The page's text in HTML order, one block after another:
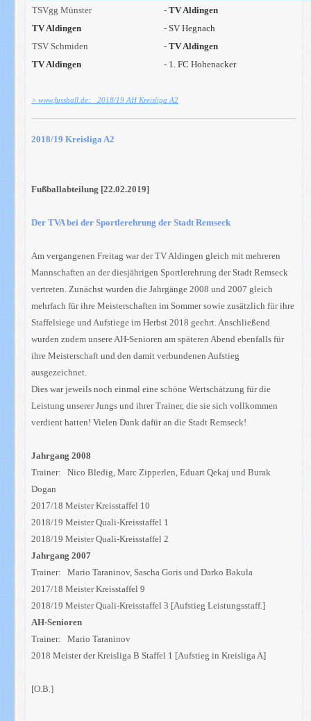
TSVgg Münster
-TV Aldingen
TV Aldingen
- SV Hegnach
TSV Schmiden
-TV Aldingen
TV Aldingen
- 1. FC Hohenacker
> www.fussball.de: 2018/19 AH Kreisliga A2
2018/19 Kreisliga A2
Fußballabteilung [22.02.2019]
Der TVA bei der Sportlerehrung der Stadt Remseck
Am vergangenen Freitag war der TV Aldingen gleich mit mehreren
Mannschaften an der diesjährigen Sportlerehrung der Stadt Remseck
vertreten. Zunächst wurden die Jahrgänge 2008 und 2007 gleich
mehrfach für ihre Meisterschaften im Sommer sowie zusätzlich für ihre
Staffelsiege und Aufstiege im Herbst 2018 geehrt. Anschließend
wurden zudem unsere AH-Senioren am späteren Abend ebenfalls für
ihre Meisterschaft und den damit verbundenen Aufstieg
ausgezeichnet.
Dies war jeweils noch einmal eine schöne Wertschätzung für die
Leistung unserer Jungs und ihrer Trainer, die sie sich vollkommen
verdient hatten! Vielen Dank dafür an die Stadt Remseck!
Jahrgang 2008
Trainer: Nico Bledig, Marc Zipperlen, Eduart Qekaj und Burak
Dogan
2017/18 Meister Kreisstaffel 10
2018/19 Meister Quali-Kreisstaffel 1
2018/19 Meister Quali-Kreisstaffel 2
Jahrgang 2007
Trainer: Mario Taraninov, Sascha Goris und Darko Bakula
2017/18 Meister Kreisstaffel 9
2018/19 Meister Quali-Kreisstaffel 3 [Aufstieg Leistungsstaff.]
AH-Senioren
Trainer: Mario Taraninov
2018 Meister der Kreisliga B Staffel 1 [Aufstieg in Kreisliga A]
[O.B.]